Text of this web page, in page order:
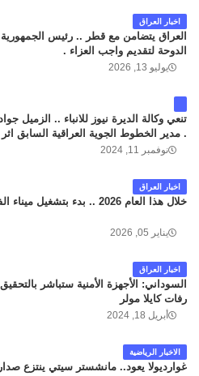
اخبار العراق
العراق يتضامن مع قطر .. رئيس الجمهورية
الدوحة لتقديم واجب العزاء .
يوليو 13, 2026
تنعي وكالة الديرة نيوز للانباء .. الزميل
. مدير الخطوط الجوية العراقية السابق
داخل مطار البصرة الدولي اليوم الاثنين
كان سبب الحادث يعود لتصادم عجلته مع
تابعة لشركة الهلال الماسكة لإعمار مطار
سائلين الله عز وجل ان يتغمد الفقيد بواسع
نوفمبر 11, 2024
اخبار العراق
خلال هذا العام 2026 .. بدء بتشغيل ميناء الفاو الكبير .
يناير 05, 2026
اخبار العراق
السوداني: الأجهزة الأمنية ستباشر
رفات كايلا مولر
أبريل 18, 2024
الاخبار الرياضية
غوارديولا يعود.. مانشستر سيتي ينتزع